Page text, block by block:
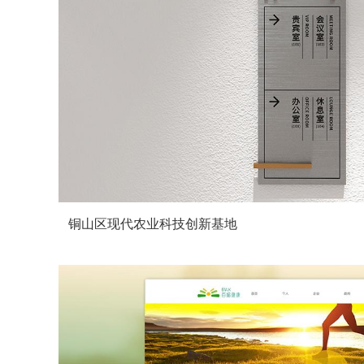
铜山区现代农业科技创新基地